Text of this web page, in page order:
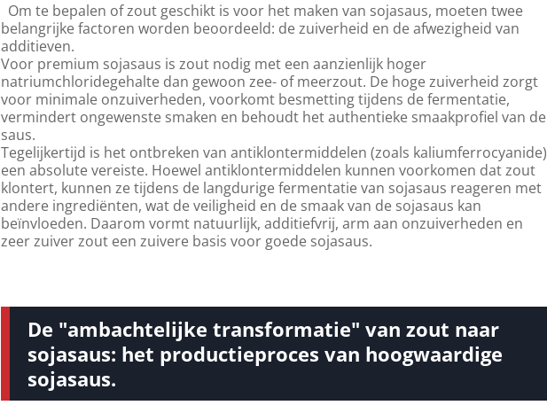
Om te bepalen of zout geschikt is voor het maken van sojasaus, moeten twee
belangrijke factoren worden beoordeeld: de zuiverheid en de afwezigheid van
additieven.
Voor premium sojasaus is zout nodig met een aanzienlijk hoger
natriumchloridegehalte dan gewoon zee- of meerzout. De hoge zuiverheid zorgt
voor minimale onzuiverheden, voorkomt besmetting tijdens de fermentatie,
vermindert ongewenste smaken en behoudt het authentieke smaakprofiel van de
saus.
Tegelijkertijd is het ontbreken van antiklontermiddelen (zoals kaliumferrocyanide)
een absolute vereiste. Hoewel antiklontermiddelen kunnen voorkomen dat zout
klontert, kunnen ze tijdens de langdurige fermentatie van sojasaus reageren met
andere ingrediënten, wat de veiligheid en de smaak van de sojasaus kan
beïnvloeden. Daarom vormt natuurlijk, additiefvrij, arm aan onzuiverheden en
zeer zuiver zout een zuivere basis voor goede sojasaus.
De "ambachtelijke transformatie" van zout naar
sojasaus: het productieproces van hoogwaardige
sojasaus.